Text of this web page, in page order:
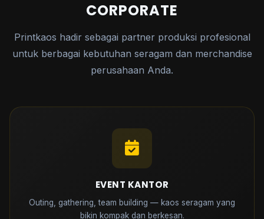
CORPORATE
Printkaos hadir sebagai partner produksi profesional
untuk berbagai kebutuhan seragam dan merchandise
perusahaan Anda.
EVENT KANTOR
Outing, gathering, team building — kaos seragam yang
bikin kompak dan berkesan.